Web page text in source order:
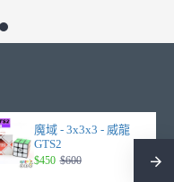
魔域 - 3x3x3 - 威龍
GTS2
$450 $600